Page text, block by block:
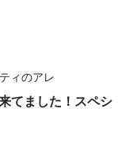
ィのアレ
てました！スペシ